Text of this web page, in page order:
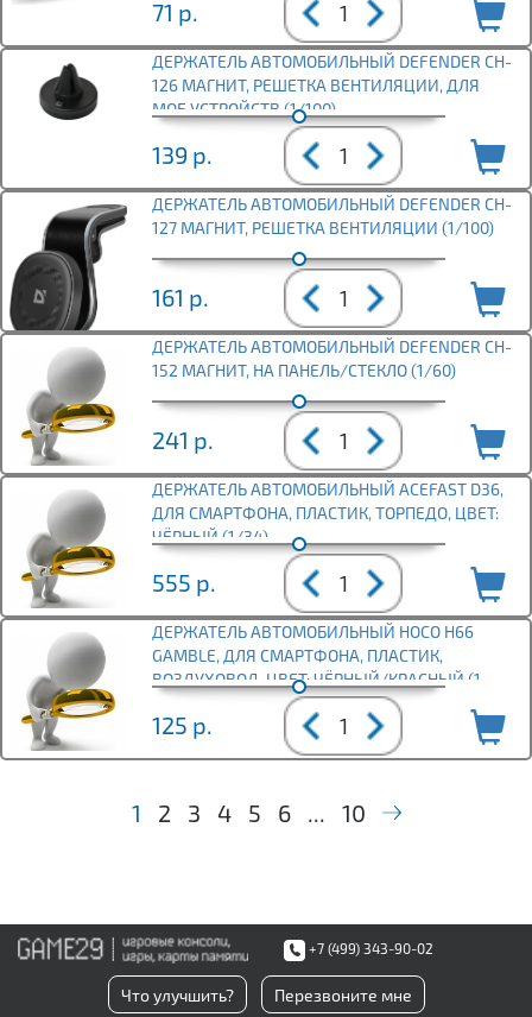
71 р.
ДЕРЖАТЕЛЬ АВТОМОБИЛЬНЫЙ DEFENDER CH-
126 МАГНИТ, РЕШЕТКА ВЕНТИЛЯЦИИ, ДЛЯ
МОБ.УСТРОЙСТВ (1/100)
139 р.
ДЕРЖАТЕЛЬ АВТОМОБИЛЬНЫЙ DEFENDER CH-
127 МАГНИТ, РЕШЕТКА ВЕНТИЛЯЦИИ (1/100)
161 р.
ДЕРЖАТЕЛЬ АВТОМОБИЛЬНЫЙ DEFENDER CH-
152 МАГНИТ, НА ПАНЕЛЬ/СТЕКЛО (1/60)
241 р.
ДЕРЖАТЕЛЬ АВТОМОБИЛЬНЫЙ ACEFAST D36,
ДЛЯ СМАРТФОНА, ПЛАСТИК, ТОРПЕДО, ЦВЕТ:
ЧЁРНЫЙ (1/34)
555 р.
ДЕРЖАТЕЛЬ АВТОМОБИЛЬНЫЙ HOCO H66
GAMBLE, ДЛЯ СМАРТФОНА, ПЛАСТИК,
ВОЗДУХОВОД, ЦВЕТ: ЧЁРНЫЙ/КРАСНЫЙ (1
125 р.
1 2 3 4 5 6 ... 10
+7 (499) 343-90-02
Что улучшить? Перезвоните мне